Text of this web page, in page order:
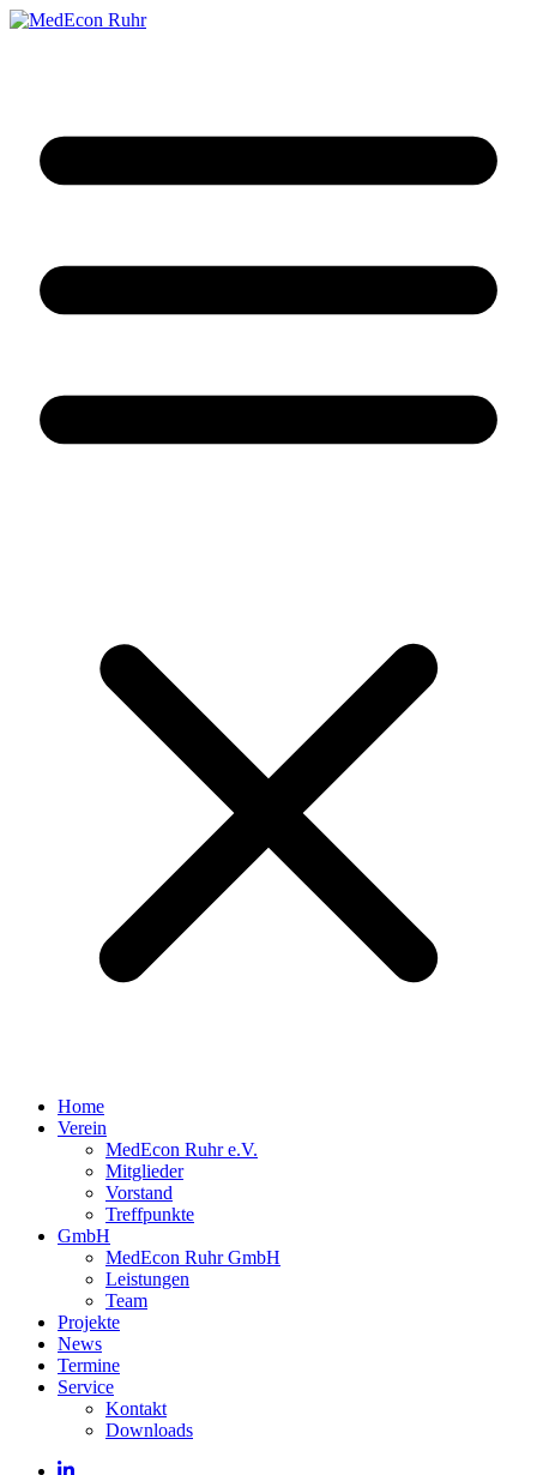
Home
Verein
MedEcon Ruhr e.V.
Mitglieder
Vorstand
Treffpunkte
GmbH
MedEcon Ruhr GmbH
Leistungen
Team
Projekte
News
Termine
Service
Kontakt
Downloads